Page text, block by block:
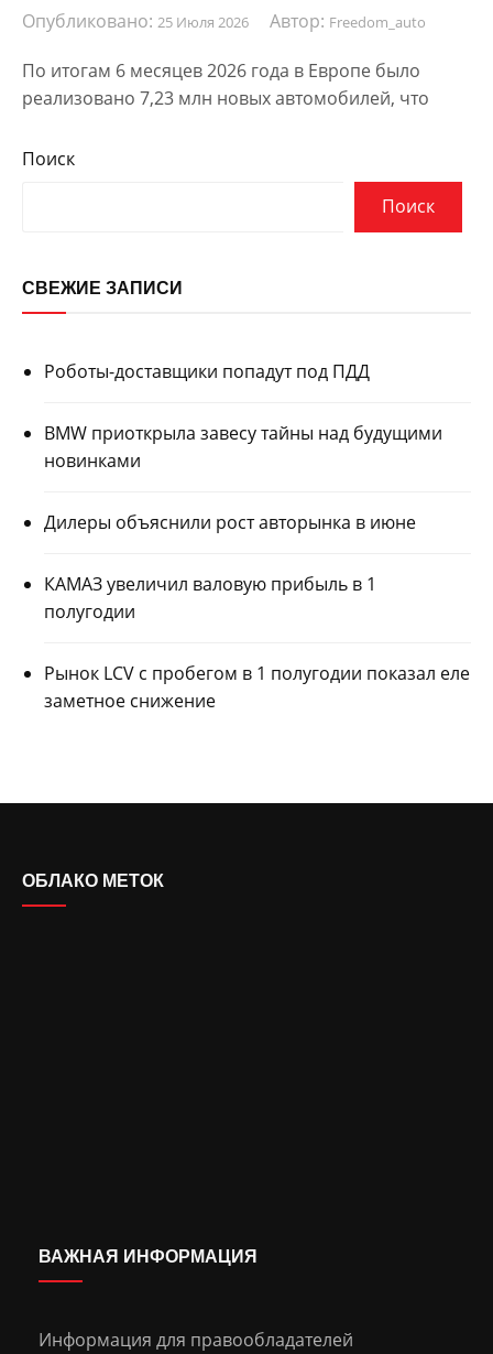
Опубликовано: 25 Июля 2026 Автор: Freedom_auto
По итогам 6 месяцев 2026 года в Европе было
реализовано 7,23 млн новых автомобилей, что
Поиск
Поиск
СВЕЖИЕ ЗАПИСИ
Роботы-доставщики попадут под ПДД
BMW приоткрыла завесу тайны над будущими
новинками
Дилеры объяснили рост авторынка в июне
КАМАЗ увеличил валовую прибыль в 1
полугодии
Рынок LCV с пробегом в 1 полугодии показал еле
заметное снижение
ОБЛАКО МЕТОК
ВАЖНАЯ ИНФОРМАЦИЯ
Информация для правообладателей